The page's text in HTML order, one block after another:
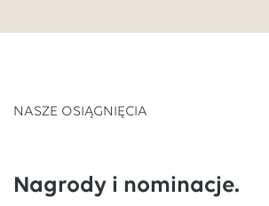
NASZE OSIĄGNIĘCIA
Nagrody i nominacje.